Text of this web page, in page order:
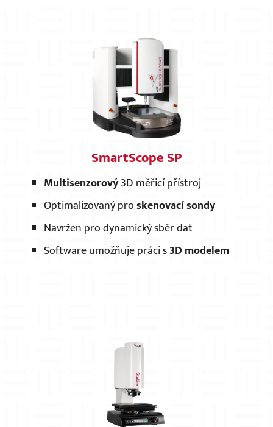
SmartScope SP
Multisenzorový3D měřicí přístroj
Optimalizovaný proskenovací sondy
Navržen pro dynamický sběr dat
Software umožňuje práci s3D modelem